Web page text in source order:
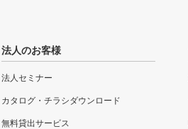
法人のお客様
法人セミナー
カタログ・チラシダウンロード
無料貸出サービス